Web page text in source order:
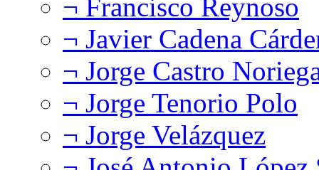
¬ Francisco Reynoso
¬ Javier Cadena
¬ Jorge Castro
¬ Jorge Tenorio Polo
¬ Jorge Velázquez